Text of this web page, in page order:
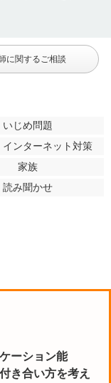
に関するご相談
いじめ問題
インターネット対策
家族
読み聞かせ
ーション能
き合い方を考え